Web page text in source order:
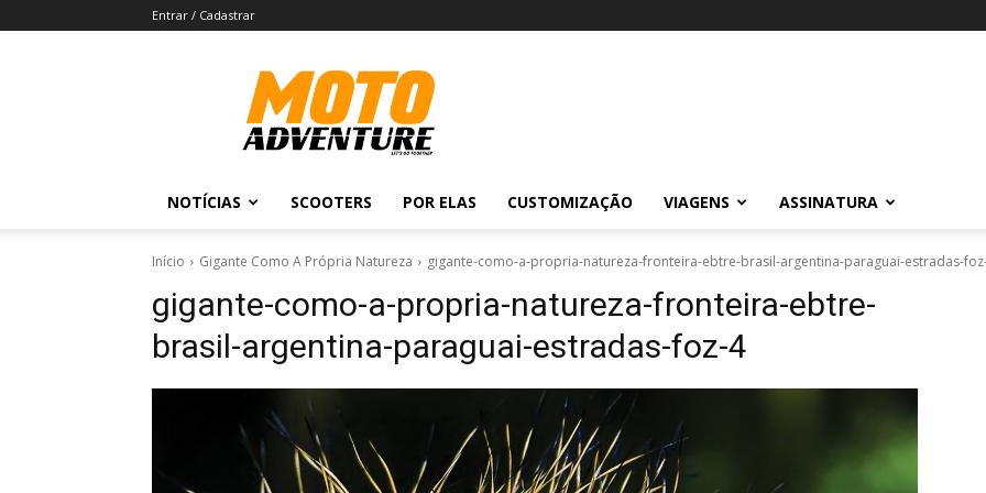
Entrar / Cadastrar
Revista
Moto
Adventure
NOTÍCIAS SCOOTERS POR ELAS CUSTOMIZAÇÃO VIAGENS ASSINATURA
Início Gigante Como A Própria Natureza gigante-como-a-propria-natureza-fronteira-ebtre-brasil-argentina-paraguai-estradas-
gigante-como-a-propria-natureza-fronteira-ebtre-
brasil-argentina-paraguai-estradas-foz-4